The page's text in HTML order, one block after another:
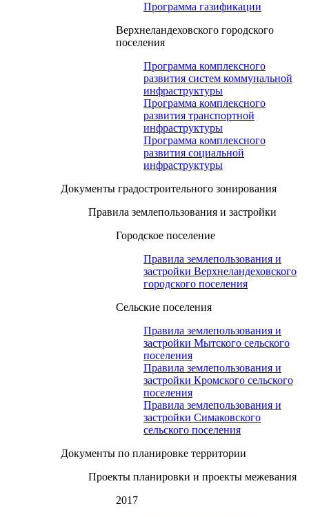
Программа газификации
Верхнеландеховского городского
поселения
Программа комплексного
развития систем коммунальной
инфраструктуры
Программа комплексного
развития транспортной
инфраструктуры
Программа комплексного
развития социальной
инфраструктуры
Документы градостроительного зонирования
Правила землепользования и застройки
Городское поселение
Правила землепользования и
застройки Верхнеландеховского
городского поселения
Сельские поселения
Правила землепользования и
застройки Мытского сельского
поселения
Правила землепользования и
застройки Кромского сельского
поселения
Правила землепользования и
застройки Симаковского
сельского поселения
Документы по планировке территории
Проекты планировки и проекты межевания
2017